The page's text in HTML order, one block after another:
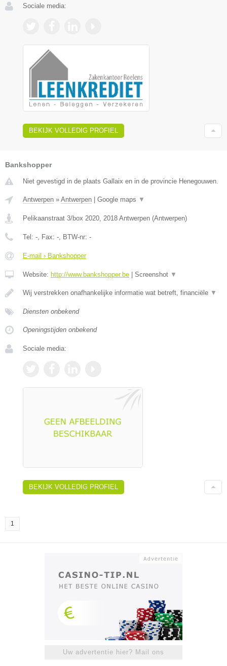
Sociale media:
BEKIJK VOLLEDIG PROFIEL
Bankshopper
Niet gevestigd in de plaats Gallaix en in de provincie Henegouwen.
Antwerpen » Antwerpen Google maps ▼
Pelikaanstraat 3/box 2020 2018 Antwerpen (Antwerpen)
Tel: - , Fax: - , BTW-nr: -
E-mail › Bankshopper
Website: http://www.bankshopper.be Screenshot ▼
Wij verstrekken onafhankelijke informatie wat betreft, financiële ▼
Diensten onbekend
Openingstijden onbekend
Sociale media:
BEKIJK VOLLEDIG PROFIEL
1
Uw advertentie hier? Mail ons